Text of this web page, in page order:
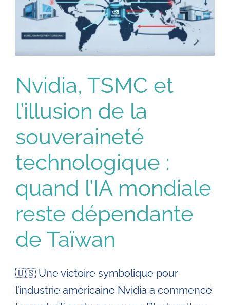
Entreprises
Automatisation IA
Villes
Blog
Contact
Devenir formateur
Nvidia, TSMC et
l’illusion de la
souveraineté
technologique :
quand l’IA mondiale
reste dépendante
de Taïwan
🇺🇸 Une victoire symbolique pour
l’industrie américaine Nvidia a commencé